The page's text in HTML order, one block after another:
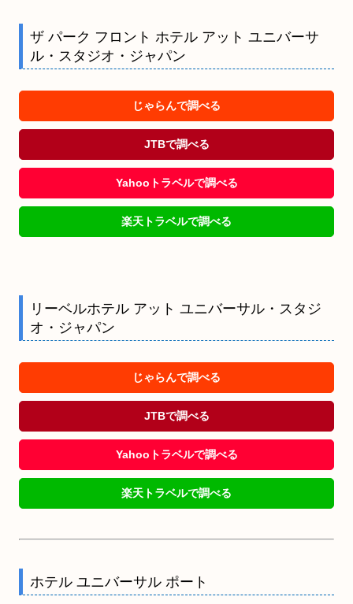
ザ パーク フロント ホテル アット ユニバーサ
ル・スタジオ・ジャパン
じゃらんで調べる
JTBで調べる
Yahooトラベルで調べる
楽天トラベルで調べる
リーベルホテル アット ユニバーサル・スタジ
オ・ジャパン
じゃらんで調べる
JTBで調べる
Yahooトラベルで調べる
楽天トラベルで調べる
ホテル ユニバーサル ポート